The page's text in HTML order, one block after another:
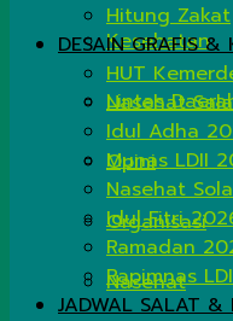
Kesehatan
Lintas
Opini
Organisasi
Nasehat
Hitung Zakat
DESAIN GRAFIS &
HUT
Nasehat
Idul Adha
Munas LDII
Nasehat
Idul Fitri
Ramadan
Rapimnas
JADWAL SALAT &